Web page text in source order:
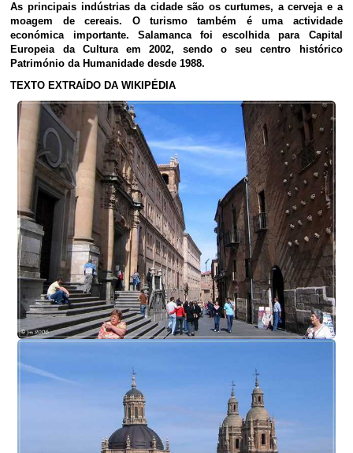
As principais indústrias da cidade são os curtumes, a cerveja e a
moagem de cereais. O turismo também é uma actividade
económica importante. Salamanca foi escolhida para Capital
Europeia da Cultura em 2002, sendo o seu centro histórico
Património da Humanidade desde 1988.
TEXTO EXTRAÍDO DA WIKIPÉDIA